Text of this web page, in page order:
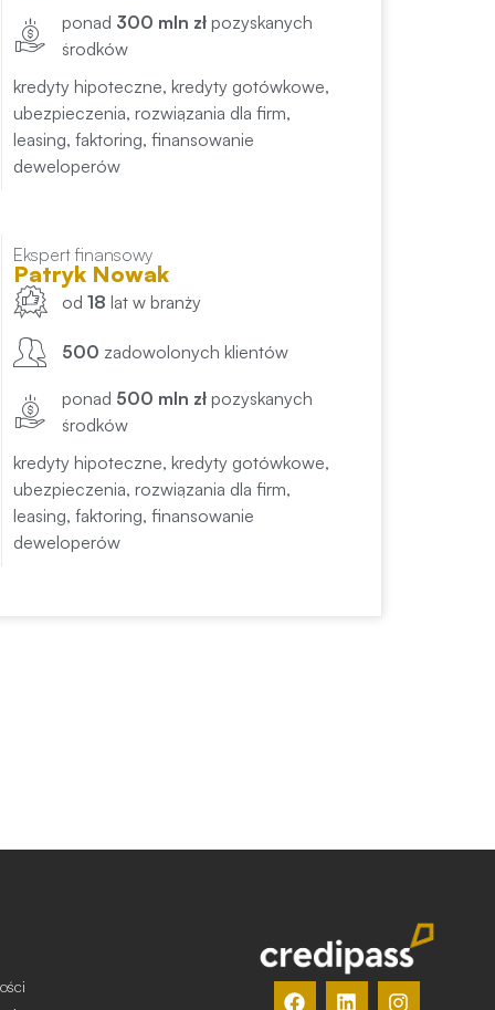
ponad 300 mln złpozyskanych
środków
kredyty hipoteczne, kredyty gotówkowe,
ubezpieczenia, rozwiązania dla firm,
leasing, faktoring, finansowanie
deweloperów
Ekspert finansowy
Patryk Nowak
od18lat w branży
500 zadowolonych klientów
ponad 500 mln złpozyskanych
środków
kredyty hipoteczne, kredyty gotówkowe,
ubezpieczenia, rozwiązania dla firm,
leasing, faktoring, finansowanie
deweloperów